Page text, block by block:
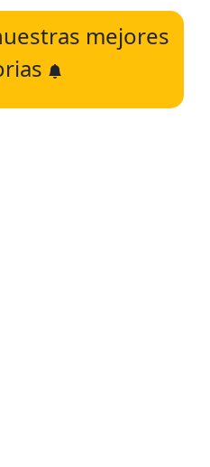
mejores